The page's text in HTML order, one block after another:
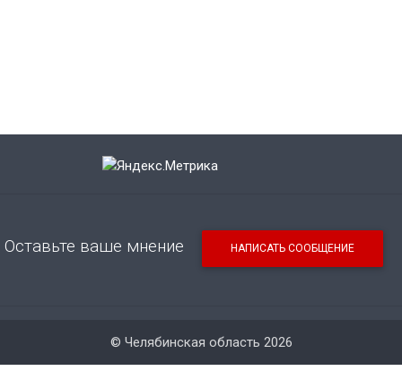
Оставьте ваше мнение НАПИСАТЬ СООБЩЕНИЕ
© Челябинская область 2026